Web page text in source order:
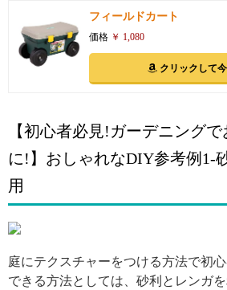
フィールドカート
価格 ￥ 1,080
クリックして
【初心者必見!ガーデニング
に!】おしゃれなDIY参考例1-
用
庭にテクスチャーをつける方法で初
できる方法としては、砂利とレンガ